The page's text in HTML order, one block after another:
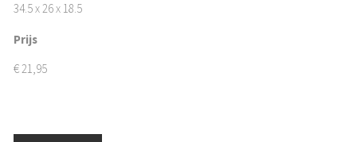
34.5 x 26 x 18.5
Prijs
€21,95